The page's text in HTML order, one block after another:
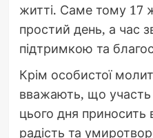
житті. Саме тому 17
простий день, а час
підтримкою та
Крім особистої
вважають, що участь
цього дня приносить
радість та